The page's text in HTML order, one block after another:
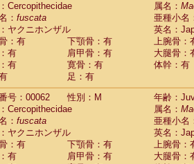
Cercopithecidae
属名：
： fuscata
亜種小名
ヤクニホンザル
英名：
：有
下顎骨：有
上腕骨：
有
肩甲骨：有
大腿骨：
有
寛骨：有
体幹：有
足：有
号：00062
性別：M
年齢：
Cercopithecidae
属名：
： fuscata
亜種小名
ヤクニホンザル
英名：
：有
下顎骨：有
上腕骨：
有
肩甲骨：有
大腿骨：